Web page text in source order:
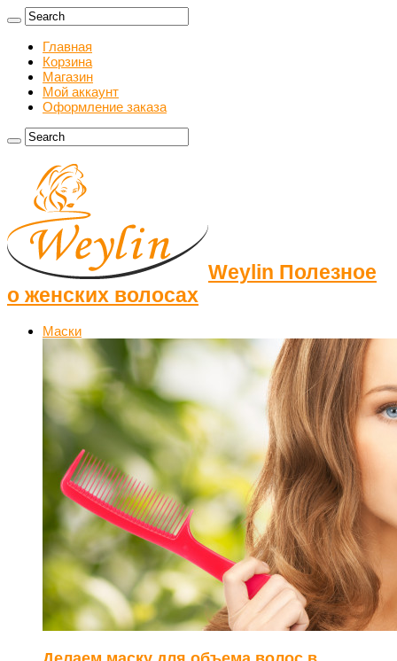
Главная
Корзина
Магазин
Мой аккаунт
Оформление заказа
Weylin Полезное
о женских волосах
Маски